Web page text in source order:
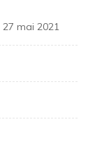
27 mai 2021